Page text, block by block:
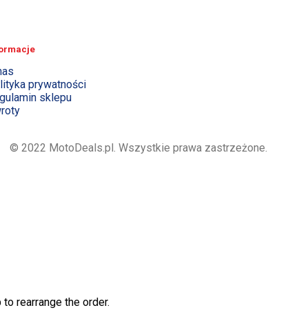
prywatności
sklepu
© 2022 MotoDeals.pl. Wszystkie prawa zastrzeżone.
rearrange the order.